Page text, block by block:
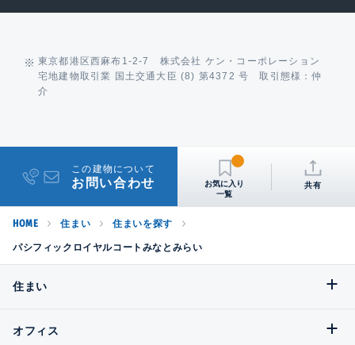
東京都港区西麻布1-2-7 株式会社 ケン・コーポレーション
宅地建物取引業 国土交通大臣 (8) 第4372 号 取引態様：仲
介
この建物について
お問い合わせ 共有
HOME 住まい 住まいを探す
パシフィックロイヤルコートみなとみらい
住まい
オフィス